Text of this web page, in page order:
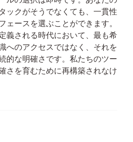
ックがそうでなくても、一貫性
ェースを選ぶことができます。
義される時代において、最も希
へのアクセスではなく、それを
的な明確さです。私たちのツー
さを育むために再構築されなけ